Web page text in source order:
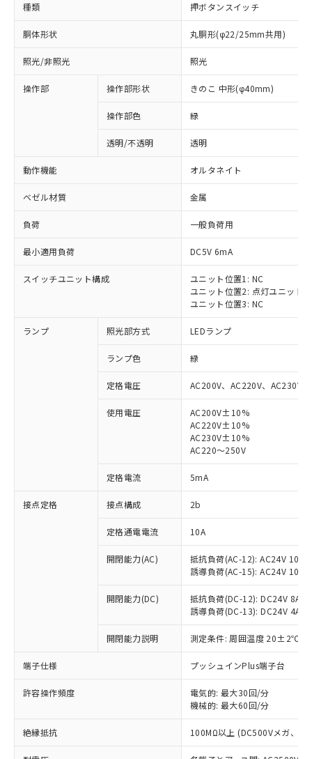
種類 押ボタンスイッチ
胴体形状 丸胴形(φ22/25mm共用)
照光/非照光 照光
操作部 操作部形状 きのこ 中形(φ40mm)
操作部色 緑
透明/不透明 透明
動作機能 オルタネイト
ベゼル材質 金属
負荷 一般負荷用
最小適用負荷 DC5V 6mA
スイッチユニット構成
ユニット位置1: NC
ユニット位置2: 点灯ユニット
ユニット位置3: NC
ランプ 照光部方式 LEDランプ
ランプ色 緑
定格電圧 AC200V、AC220V、AC230V
使用電圧
AC200V±10%
AC220V±10%
AC230V±10%
AC220～250V
定格電流 5mA
接点定格 接点構成 2b
定格通電電流 10A
開閉能力(AC)
抵抗負荷(AC-12): AC24V 10A/
誘導負荷(AC-15): AC24V
開閉能力(DC)
抵抗負荷(DC-12): DC24V 8A/
誘導負荷(DC-13): DC24V 4A/
開閉能力説明 測定条件: 周囲温度 20±2℃、
端子仕様 プッシュインPlus端子台
許容操作頻度
電気的: 最大30回/分
機械的: 最大60回/分
絶縁抵抗 100MΩ以上 (DC500Vメガ、点
以下の条件をお読みいただき、同意のうえ
本サービスは、当社制御機器事業取扱
商品の当社在庫状況および標準価格
(税抜)を提供させていただくもので
本サービスの対象外となる商品もある
ことをご了承ください。
在庫状況および標準価格照会結果は、
記載している更新日時点での社内デー
タに基づき作成されるものであり、閲
覧された時点での実際の在庫および標
対応済み：EU RoHS指令（10物質）の
非含有に対応した製品が提供可能な商品で
対応予定：EU RoHS指令（10物質）の非含
有に対応した製品に切り替える予定のある
対応予定なし：EU RoHS指令（10物質）の
非含有に非対応の商品で、対応品を出す予
調査・確認中：EU RoHS指令（10物質）の
非含有の対応状況を調査中または確認中の
非該当品：ライセンス料など無形物で、有
害物質有無と関係のない商品です。
仕入先様の事情により、非含有部品として
いたものが、含有品と判明した場合などや
むを得ず変更することがあります。
鉛(Pb) 1000ppm以下、 水銀(Hg) 1000ppm以下、 カド
六価クロム(Cr(Ⅵ)) 1000ppm以下、ポリ臭化ビフェニル
※1 中国RoHS○×表
「○」：最大均質材料含有率が中国RoHSの
基準値以下であることを示します。
「×」：最大均質材料含有率が中国RoHSの
基準値を超えていることを示します。
「－」：未確認です。当社販売部門へお問
*中国RoHS10物質の基準値 (GB/T26572)：
Pb(鉛) :1000ppm、 Hg(水銀) : 1000ppm、 Cd(カドミウ
当社は、これら貴社製品のうち、外国
為替および外国貿易法に定める商品
（以下｢規制貨物等」という）を輸出
または国外への提供する場合は、日本
国政府の輸出許可(または役務取引許
可)を取得するなどの必要な手続きを